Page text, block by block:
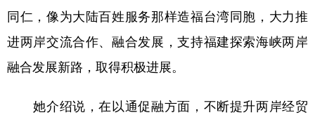
同仁，像为大陆百姓服务那样造福台湾同胞，大力推
进两岸交流合作、融合发展，支持福建探索海峡两岸
融合发展新路，取得积极进展。
她介绍说，在以通促融方面，不断提升两岸经贸